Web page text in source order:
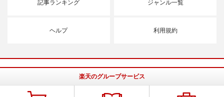
記事ランキング ジャンル一覧
ヘルプ 利用規約
楽天のグループサービス